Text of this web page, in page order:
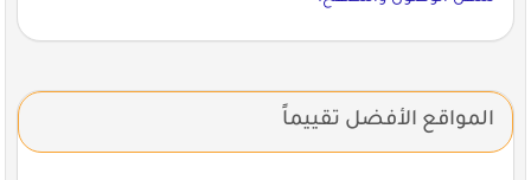
المواقع الأفضل تقييماً